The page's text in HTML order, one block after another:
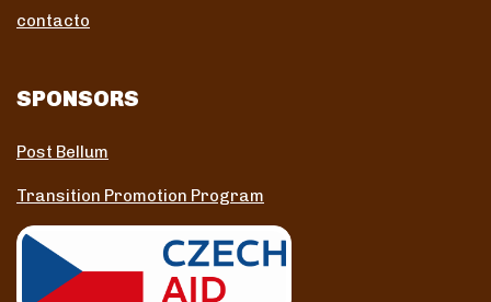
contacto
SPONSORS
Post Bellum
Transition Promotion Program